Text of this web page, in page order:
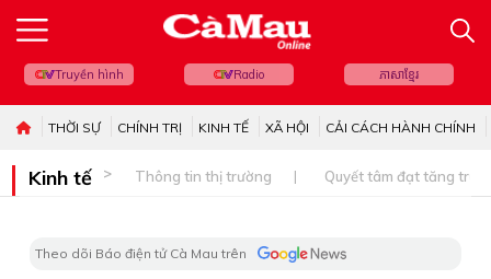
Truyền hình Radio ភាសាខ្មែរ
THỜI SỰ CHÍNH TRỊ KINH TẾ XÃ HỘI CẢI CÁCH HÀNH CHÍNH
Kinh tế Thông tin thị trường Quyết tâm đạt tăng
Theo dõi Báo điện tử Cà Mau trên